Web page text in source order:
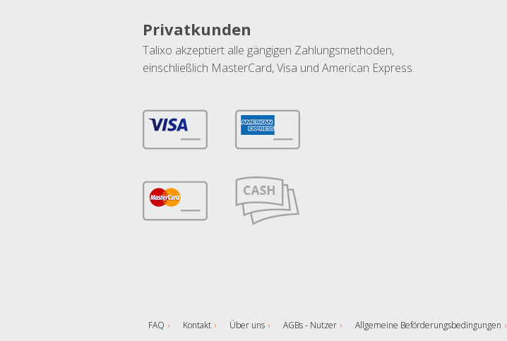
Privatkunden
Talixo akzeptiert alle gängigen Zahlungsmethoden,
einschließlich MasterCard, Visa und American Express.
FAQ Kontakt Über uns AGBs - Nutzer Allgemeine Beförderungsbedingungen